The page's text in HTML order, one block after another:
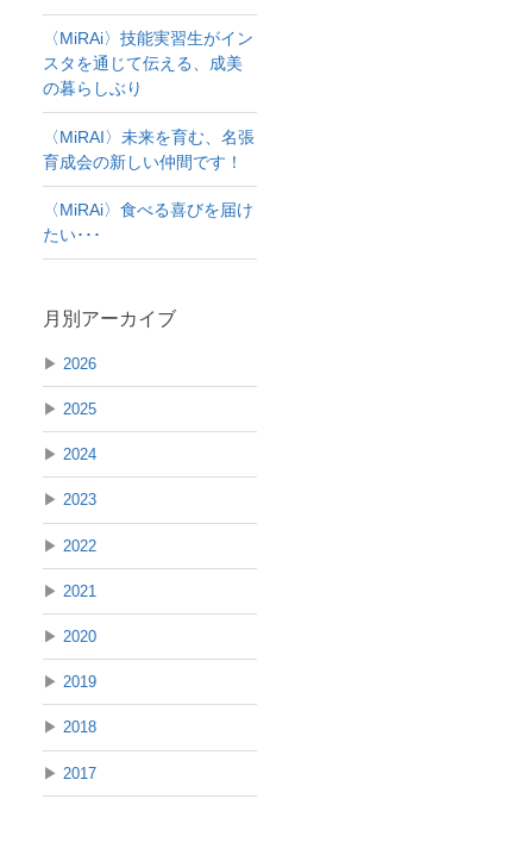
〈MiRAi〉技能実習生がイン
スタを通じて伝える、成美
の暮らしぶり
〈MiRAI〉未来を育む、名張
育成会の新しい仲間です！
〈MiRAi〉食べる喜びを届け
たい･･･
月別アーカイブ
▶ 2026
▶ 2025
▶ 2024
▶ 2023
▶ 2022
▶ 2021
▶ 2020
▶ 2019
▶ 2018
▶ 2017